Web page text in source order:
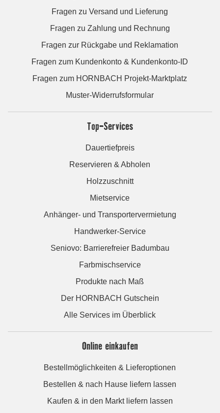
Fragen zu Versand und Lieferung
Fragen zu Zahlung und Rechnung
Fragen zur Rückgabe und Reklamation
Fragen zum Kundenkonto & Kundenkonto-ID
Fragen zum HORNBACH Projekt-Marktplatz
Muster-Widerrufsformular
Top-Services
Dauertiefpreis
Reservieren & Abholen
Holzzuschnitt
Mietservice
Anhänger- und Transportervermietung
Handwerker-Service
Seniovo: Barrierefreier Badumbau
Farbmischservice
Produkte nach Maß
Der HORNBACH Gutschein
Alle Services im Überblick
Online einkaufen
Bestellmöglichkeiten & Lieferoptionen
Bestellen & nach Hause liefern lassen
Kaufen & in den Markt liefern lassen